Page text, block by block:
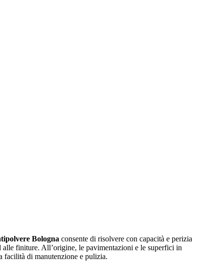
Bologna consente di risolvere con capacità e perizia
alle finiture. All’origine, le pavimentazioni e le superfici in
facilità di manutenzione e pulizia.